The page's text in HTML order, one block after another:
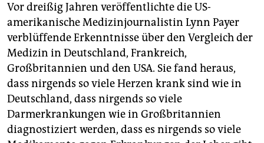
Vor dreißig Jahren veröffentlichte die US-
amerikanische Medizinjournalistin Lynn Payer
verblüffende Erkenntnisse über den Vergleich der
Medizin in Deutschland, Frankreich,
Großbritannien und den USA. Sie fand heraus,
dass nirgends so viele Herzen krank sind wie in
Deutschland, dass nirgends so viele
Darmerkrankungen wie in Großbritannien
diagnostiziert werden, dass es nirgends so viele